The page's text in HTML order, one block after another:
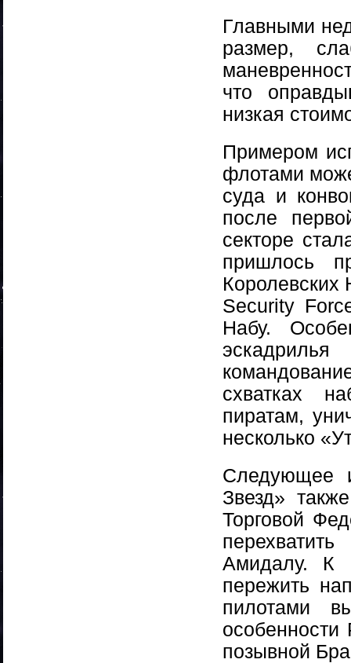
Главными
размер,
что
низкая
Примером
флотами
суда и
после
секторе
пришлось
Королевских
Security
Набу.
схватках
пиратам,
несколько
Следующее
Звезд»
Торговой
Амидалу. К
пережить
пилотами
позывной